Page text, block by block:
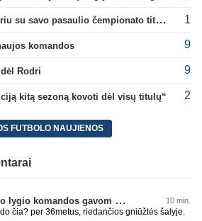
B. Mendy: „Darau ką noriu su savo pasaulio čempionato titulu“ 1
komandos 9
Rodri 9
kitą sezoną kovoti dėl visų titulų“ 2
FUTBOLO NAUJIENOS
A. Tapinas: „Iš europinio lygio komandos gavom gerų pamokų“ 10 min.
čia? per 36metus, riedančios gniūžtės šalyje.